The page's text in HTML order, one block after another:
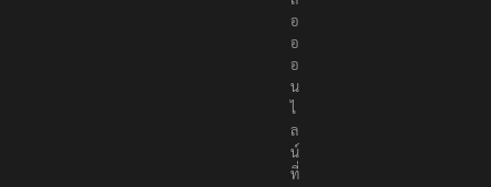
อ
อ
อ
น
ไ
ล
น์
ที่